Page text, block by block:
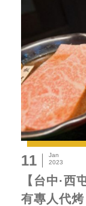
11
Jan
2023
【台中·
有專人代